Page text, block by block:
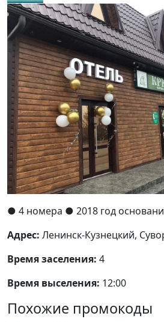
● 4 номера ● 2018 год
Адрес: Ленинск-Кузнецкий,
Время заселения: 4
Время выселения: 12:00
Похожие промокоды